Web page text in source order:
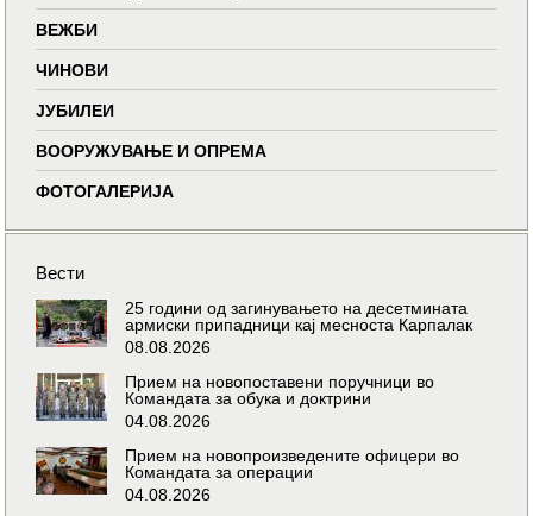
ВЕЖБИ
ЧИНОВИ
ЈУБИЛЕИ
ВООРУЖУВАЊЕ И ОПРЕМА
ФОТОГАЛЕРИЈА
Вести
25 години од загинувањето на десетмината
армиски припадници кај месноста Карпалак
08.08.2026
Прием на новопоставени поручници во
Командата за обука и доктрини
04.08.2026
Прием на новопроизведените офицери во
Командата за операции
04.08.2026